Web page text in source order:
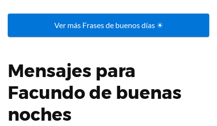
Ver más Frases de buenos días ☀
Mensajes para
Facundo de buenas
noches